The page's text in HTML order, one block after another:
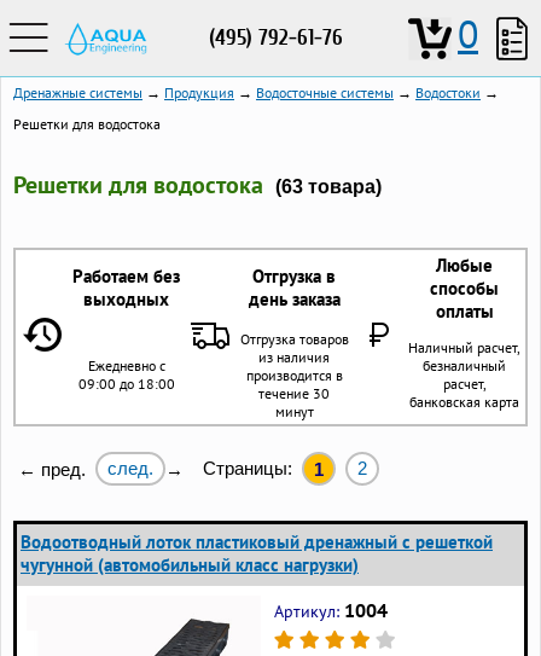
(495) 792-61-76 0
Дренажные системы → Продукция → Водосточные системы → Водостоки →
Решетки для водостока
Решетки для водостока (63 товара)
Работаем без
выходных
Отгрузка в
день заказа
Любые
способы
оплаты
Ежедневно с
09:00 до 18:00
Отгрузка товаров
из наличия
производится в
течение 30
минут
Наличный расчет,
безналичный
расчет,
банковская карта
← пред. след. → Страницы: 1 2
Водоотводный лоток пластиковый дренажный с решеткой
чугунной (автомобильный класс нагрузки)
Артикул: 1004